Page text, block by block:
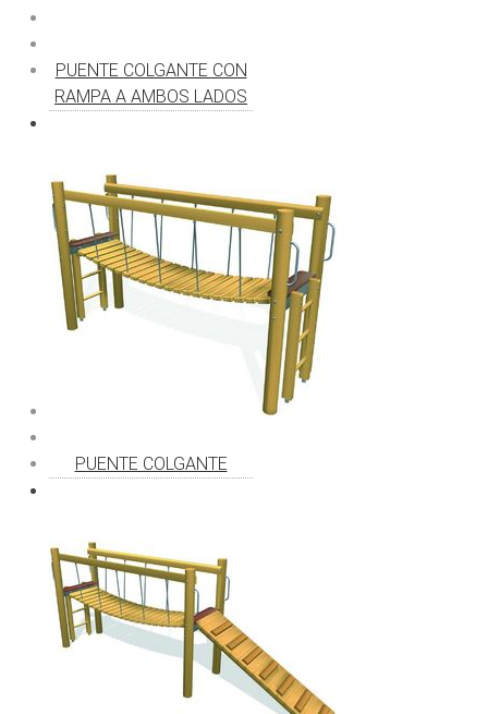
PUENTE COLGANTE CON
RAMPA A AMBOS LADOS
PUENTE COLGANTE